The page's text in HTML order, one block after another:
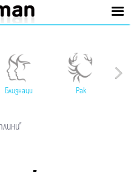
Близнаци Рак